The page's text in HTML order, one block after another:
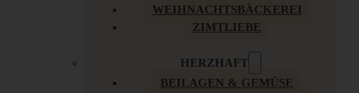
WEIHNACHTSBÄCKEREI
ZIMTLIEBE
HERZHAFT
BEILAGEN & GEMÜSE